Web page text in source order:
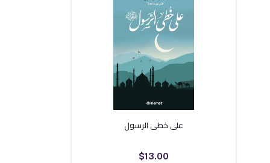
أضف إلى السلة
على خطى الرسول
$13.00